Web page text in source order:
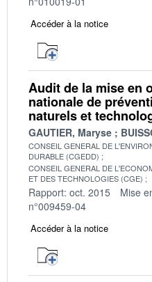
Accéder à la notice
Audit de la mise en
nationale de
naturels et
GAUTIER, Maryse
CONSEIL GENERAL DE
DURABLE (CGEDD)
CONSEIL GENERAL DE
ET DES TECHNOLOGIES (CGE)
Rapport: oct. 2015 Mise
n°009459-04
Accéder à la notice